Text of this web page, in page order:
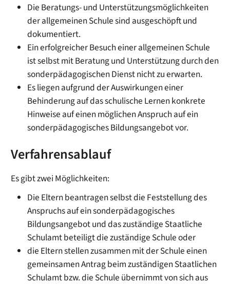
Die Beratungs- und Unterstützungsmöglichkeiten
der allgemeinen Schule sind ausgeschöpft und
dokumentiert.
Ein erfolgreicher Besuch einer allgemeinen Schule
ist selbst mit Beratung und Unterstützung durch den
sonderpädagogischen Dienst nicht zu erwarten.
Es liegen aufgrund der Auswirkungen einer
Behinderung auf das schulische Lernen konkrete
Hinweise auf einen möglichen Anspruch auf ein
sonderpädagogisches Bildungsangebot vor.
Verfahrensablauf
Es gibt zwei Möglichkeiten:
Die Eltern beantragen selbst die Feststellung des
Anspruchs auf ein sonderpädagogisches
Bildungsangebot und das zuständige Staatliche
Schulamt beteiligt die zuständige Schule oder
die Eltern stellen zusammen mit der Schule einen
gemeinsamen Antrag beim zuständigen Staatlichen
Schulamt bzw. die Schule übernimmt von sich aus